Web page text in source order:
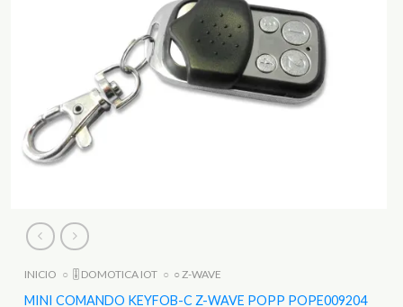
INICIO ○ 🎚️ DOMOTICA IOT ○ ○ Z-WAVE
MINI COMANDO KEYFOB-C Z-WAVE POPP POPE009204